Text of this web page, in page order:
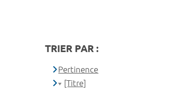
TRIER PAR :
Pertinence
[Titre]